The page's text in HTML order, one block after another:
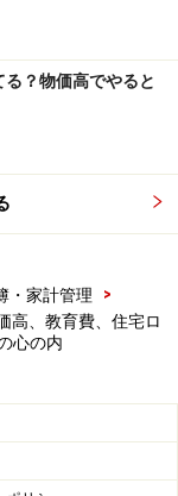
います。
ールや数値など
部改変している
慮しております
基づく損失・損害
8/31まで）を実施
？物価高でやると
・家計管理
>
高、教育費、住宅ロ
心の内